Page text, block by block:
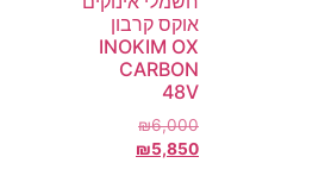
אוקס קרבון
INOKIM OX
CARBON
48V
₪6,000
₪5,850